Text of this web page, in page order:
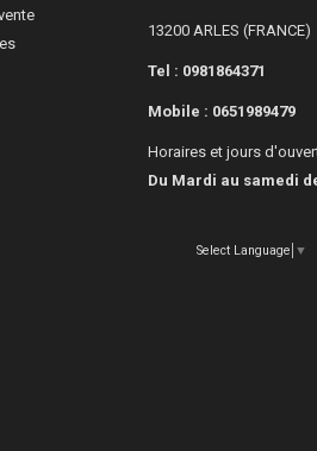
13200 ARLES (FRANCE)
Tel : 0981864371
Mobile : 0651989479
Horaires et jours
Du Mardi au samedi
Select Language ▼